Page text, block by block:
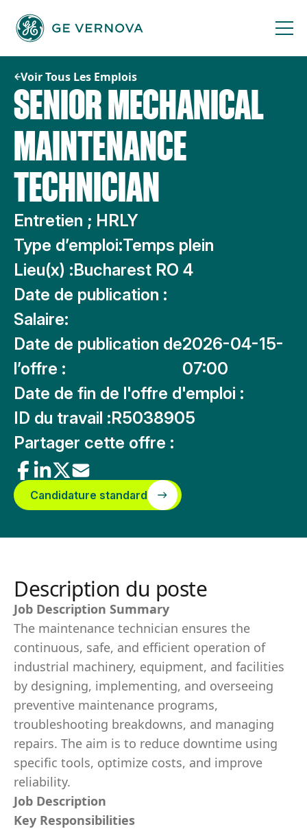
contenu
Voir Tous Les Emplois
SENIOR MECHANICAL
MAINTENANCE
TECHNICIAN
Entretien ; HRLY
Type d’emploi:Temps plein
Lieu(x) :Bucharest RO 4
Date de publication :
Salaire:
Date de publication de
l’offre :
2026-04-15-
07:00
Date de fin de l'offre d'emploi :
ID du travail :R5038905
Partager cette offre :
Candidature standard
Description du poste
Job Description Summary
The maintenance technician ensures the
continuous, safe, and efficient operation of
industrial machinery, equipment, and facilities
by designing, implementing, and overseeing
preventive maintenance programs,
troubleshooting breakdowns, and managing
repairs. The aim is to reduce downtime using
specific tools, optimize costs, and improve
reliability.
Job Description
Key Responsibilities